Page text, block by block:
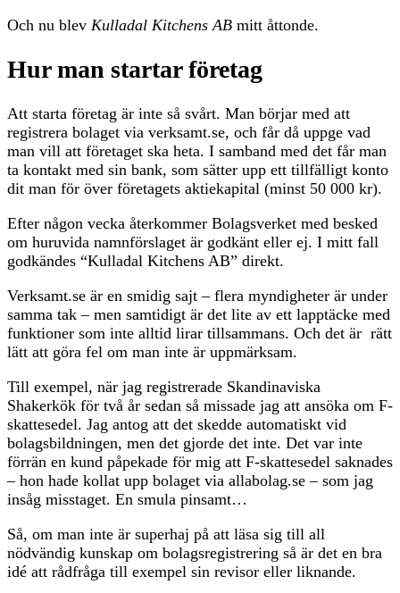
Och nu blev Kulladal Kitchens AB mitt åttonde.
Hur man startar företag
Att starta företag är inte så svårt. Man börjar med att
registrera bolaget via verksamt.se, och får då uppge vad
man vill att företaget ska heta. I samband med det får man
ta kontakt med sin bank, som sätter upp ett tillfälligt konto
dit man för över företagets aktiekapital (minst 50 000 kr).
Efter någon vecka återkommer Bolagsverket med besked
om huruvida namnförslaget är godkänt eller ej. I mitt fall
godkändes “Kulladal Kitchens AB” direkt.
Verksamt.se är en smidig sajt – flera myndigheter är under
samma tak – men samtidigt är det lite av ett lapptäcke med
funktioner som inte alltid lirar tillsammans. Och det är rätt
lätt att göra fel om man inte är uppmärksam.
Till exempel, när jag registrerade Skandinaviska
Shakerkök för två år sedan så missade jag att ansöka om F-
skattesedel. Jag antog att det skedde automatiskt vid
bolagsbildningen, men det gjorde det inte. Det var inte
förrän en kund påpekade för mig att F-skattesedel saknades
– hon hade kollat upp bolaget via allabolag.se – som jag
insåg misstaget. En smula pinsamt…
Så, om man inte är superhaj på att läsa sig till all
nödvändig kunskap om bolagsregistrering så är det en bra
idé att rådfråga till exempel sin revisor eller liknande.